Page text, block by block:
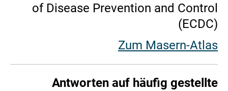
of Disease Prevention and Control
(ECDC)
Zum Masern-Atlas
Antworten auf häufig gestellte